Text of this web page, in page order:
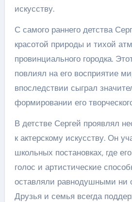
искусству.
С самого раннего детства
красотой природы и тихой
провинциального городка.
повлиял на его восприятие
впоследствии сыграл
формировании его
В детстве Сергей проявлял
к актерскому искусству. Он
школьных постановках, где
голос и артистические
оставляли равнодушными ни
Друзья и семья всегда